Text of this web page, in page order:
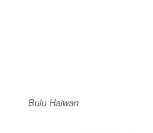
Bulu Haiwan